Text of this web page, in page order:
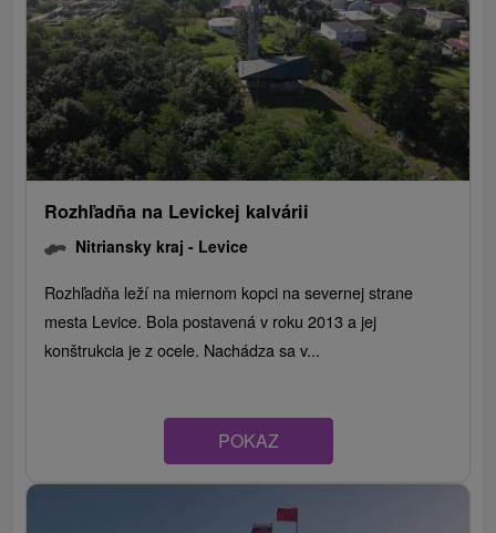
Rozhľadňa na Levickej kalvárii
Nitriansky kraj - Levice
Rozhľadňa leží na miernom kopci na severnej strane
mesta Levice. Bola postavená v roku 2013 a jej
konštrukcia je z ocele. Nachádza sa v...
POKAZ